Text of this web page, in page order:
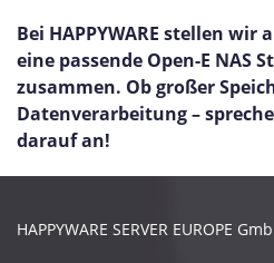
Bei HAPPYWARE stellen
eine passende Open-E NAS
zusammen. Ob großer
Datenverarbeitung –
darauf an!
HAPPYWARE SERVER EUROPE